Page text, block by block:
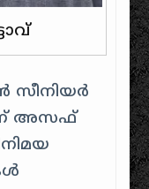
സീനിയർ
അസഫ്